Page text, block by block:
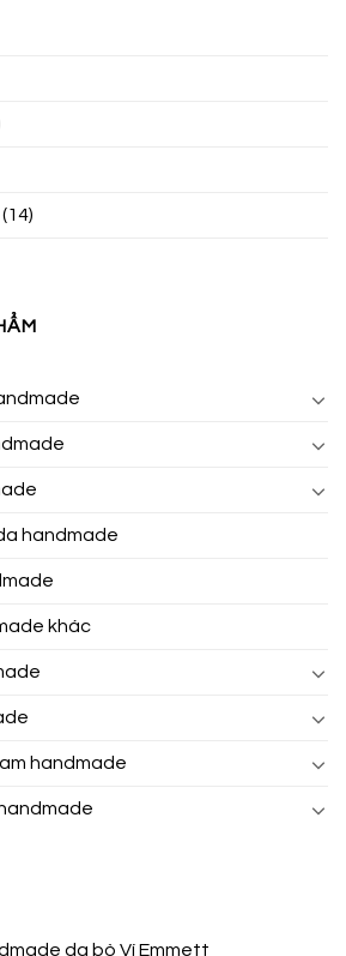
(14)
handmade
khác
handmade
da bò Ví Emmett